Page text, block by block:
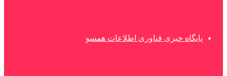
پایگاه خبری فناوری اطلاعات همسو